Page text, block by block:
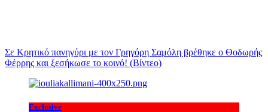
Σε Κρητικό πανηγύρι με τον Γρηγόρη Σαμόλη βρέθηκε ο Θοδωρής
Φέρρης και ξεσήκωσε το κοινό! (Βίντεο)
Exclusive